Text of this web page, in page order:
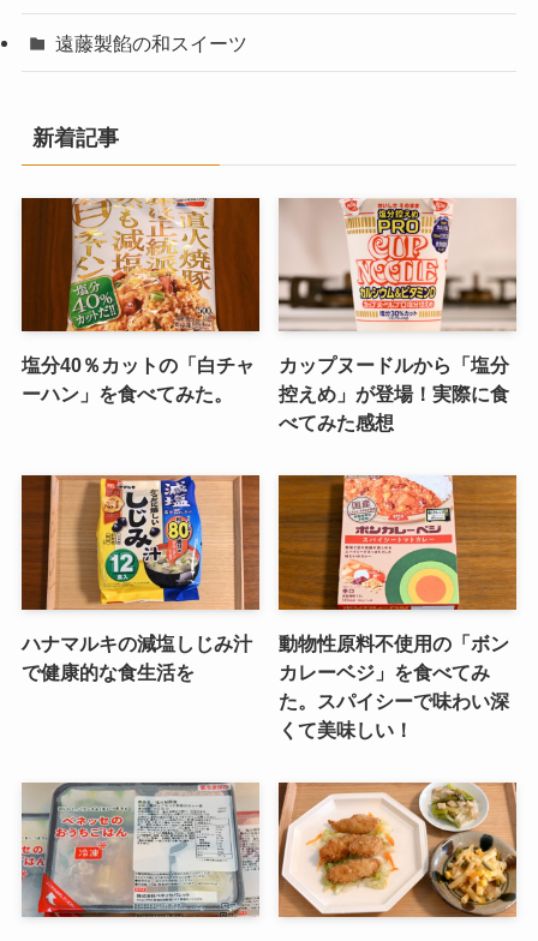
遠藤製餡の和スイーツ
新着記事
塩分40％カットの「白チャ
ーハン」を食べてみた。
カップヌードルから「塩分
控えめ」が登場！実際に食
べてみた感想
ハナマルキの減塩しじみ汁
で健康的な食生活を
動物性原料不使用の「ボン
カレーベジ」を食べてみ
た。スパイシーで味わい深
くて美味しい！